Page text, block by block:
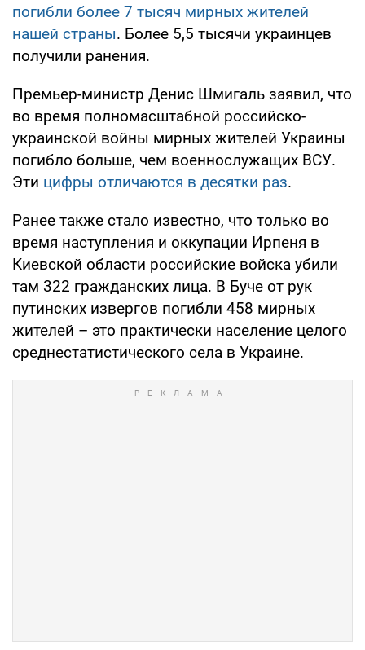
погибли более 7 тысяч мирных жителей
нашей страны. Более 5,5 тысячи украинцев
получили ранения.
Премьер-министр Денис Шмигаль заявил, что
во время полномасштабной российско-
украинской войны мирных жителей Украины
погибло больше, чем военнослужащих ВСУ.
Эти цифры отличаются в десятки раз.
Ранее также стало известно, что только во
время наступления и оккупации Ирпеня в
Киевской области российские войска убили
там 322 гражданских лица. В Буче от рук
путинских извергов погибли 458 мирных
жителей – это практически население целого
среднестатистического села в Украине.